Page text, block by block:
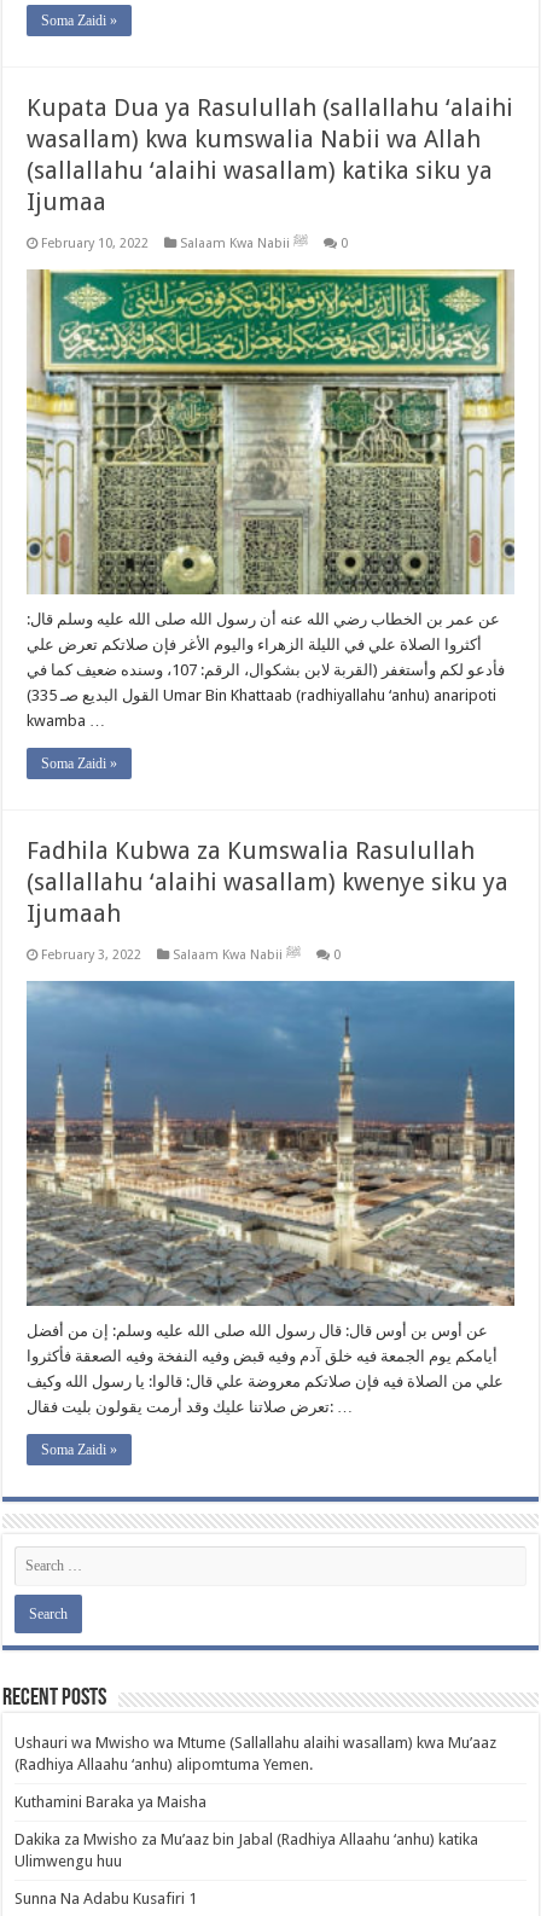
Soma Zaidi »
Kupata Dua ya Rasulullah (sallallahu ‘alaihi
wasallam) kwa kumswalia Nabii wa Allah
(sallallahu ‘alaihi wasallam) katika siku ya
Ijumaa
February 10, 2022 Salaam Kwa Nabii ﷺ 0
عن عمر بن الخطاب رضي الله عنه أن رسول الله صلى الله عليه وسلم قال:
أكثروا الصلاة علي في الليلة الزهراء واليوم الأغر فإن صلاتكم تعرض علي
فأدعو لكم وأستغفر (القربة لابن بشكوال، الرقم: 107، وسنده ضعيف كما في
القول البديع صـ 335) Umar Bin Khattaab (radhiyallahu ‘anhu) anaripoti
kwamba …
Soma Zaidi »
Fadhila Kubwa za Kumswalia Rasulullah
(sallallahu ‘alaihi wasallam) kwenye siku ya
Ijumaah
February 3, 2022 Salaam Kwa Nabii ﷺ 0
عن أوس بن أوس قال: قال رسول الله صلى الله عليه وسلم: إن من أفضل
أيامكم يوم الجمعة فيه خلق آدم وفيه قبض وفيه النفخة وفيه الصعقة فأكثروا
علي من الصلاة فيه فإن صلاتكم معروضة علي قال: قالوا: يا رسول الله وكيف
تعرض صلاتنا عليك وقد أرمت يقولون بليت فقال: …
Soma Zaidi »
Recent Posts
Ushauri wa Mwisho wa Mtume (Sallallahu alaihi wasallam) kwa Mu’aaz
(Radhiya Allaahu ‘anhu) alipomtuma Yemen.
Kuthamini Baraka ya Maisha
Dakika za Mwisho za Mu’aaz bin Jabal (Radhiya Allaahu ‘anhu) katika
Ulimwengu huu
Sunna Na Adabu Kusafiri 1